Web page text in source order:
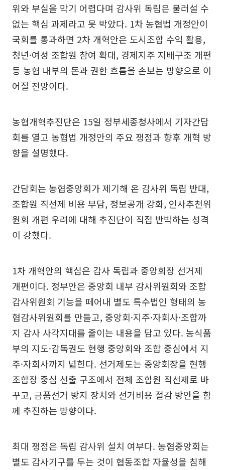
위와 부실을 막기 어렵다며 감사위 독립은 물러설 수
없는 핵심 과제라고 못 박았다. 1차 농협법 개정안이
국회를 통과하면 2차 개혁안은 도시조합 수익 활용,
청년·여성 조합원 참여 확대, 경제지주 지배구조 개편
등 농협 내부의 돈과 권한 흐름을 손보는 방향으로 이
어질 전망이다.
농협개혁추진단은 15일 정부세종청사에서 기자간담
회를 열고 농협법 개정안의 주요 쟁점과 향후 개혁 방
향을 설명했다.
간담회는 농협중앙회가 제기해 온 감사위 독립 반대,
조합원 직선제 비용 부담, 정보공개 강화, 인사추천위
원회 개편 우려에 대해 추진단이 직접 반박하는 성격
이 강했다.
1차 개혁안의 핵심은 감사 독립과 중앙회장 선거제
개편이다. 정부안은 중앙회 내부 감사위원회와 조합
감사위원회 기능을 떼어내 별도 특수법인 형태의 농
협감사위원회를 만들고, 중앙회·지주·자회사·조합까
지 감사 사각지대를 줄이는 내용을 담고 있다. 농식품
부의 지도·감독권도 현행 중앙회와 조합 중심에서 지
주·자회사까지 넓힌다. 선거제도는 중앙회장을 현행
조합장 중심 선출 구조에서 전체 조합원 직선제로 바
꾸고, 금품선거 방지 장치와 선거비용 절감 방안을 함
께 추진하는 방향이다.
최대 쟁점은 독립 감사위 설치 여부다. 농협중앙회는
별도 감사기구를 두는 것이 협동조합 자율성을 침해